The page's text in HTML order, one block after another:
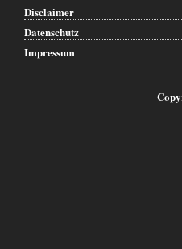
Disclaimer
Datenschutz
Impressum